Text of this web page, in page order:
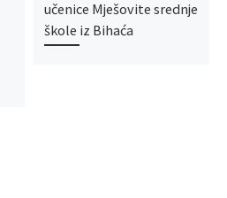
učenice Mješovite srednje
škole iz Bihaća